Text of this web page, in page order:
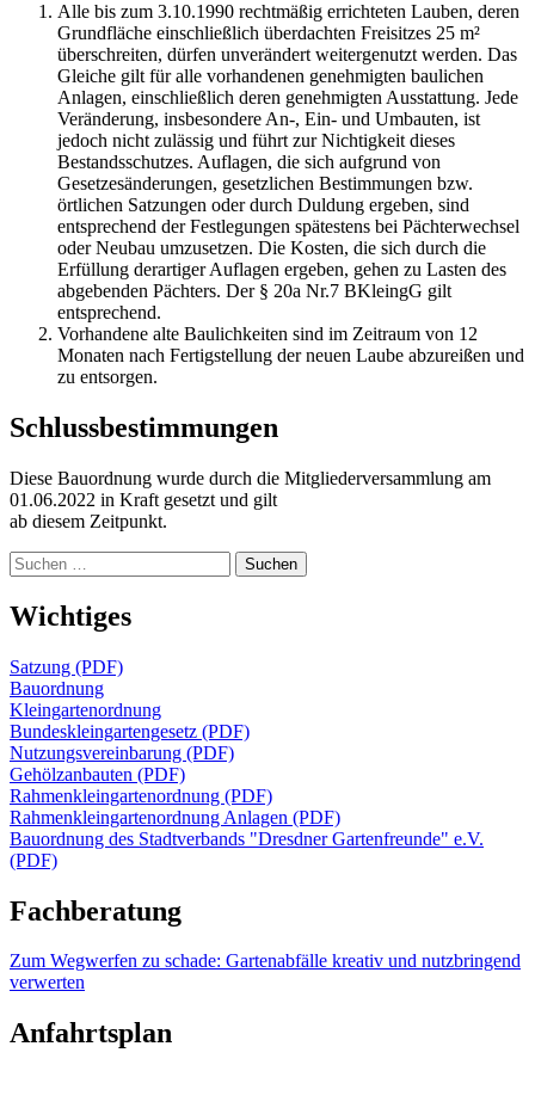
Alle bis zum 3.10.1990 rechtmäßig errichteten Lauben, deren
Grundfläche einschließlich überdachten Freisitzes 25 m²
überschreiten, dürfen unverändert weitergenutzt werden. Das
Gleiche gilt für alle vorhandenen genehmigten baulichen
Anlagen, einschließlich deren genehmigten Ausstattung. Jede
Veränderung, insbesondere An-, Ein- und Umbauten, ist
jedoch nicht zulässig und führt zur Nichtigkeit dieses
Bestandsschutzes. Auflagen, die sich aufgrund von
Gesetzesänderungen, gesetzlichen Bestimmungen bzw.
örtlichen Satzungen oder durch Duldung ergeben, sind
entsprechend der Festlegungen spätestens bei Pächterwechsel
oder Neubau umzusetzen. Die Kosten, die sich durch die
Erfüllung derartiger Auflagen ergeben, gehen zu Lasten des
abgebenden Pächters. Der § 20a Nr.7 BKleingG gilt
entsprechend.
Vorhandene alte Baulichkeiten sind im Zeitraum von 12
Monaten nach Fertigstellung der neuen Laube abzureißen und
zu entsorgen.
Schlussbestimmungen
Diese Bauordnung wurde durch die Mitgliederversammlung am
01.06.2022 in Kraft gesetzt und gilt
ab diesem Zeitpunkt.
Suchen
nach:
Wichtiges
Satzung (PDF)
Bauordnung
Kleingartenordnung
Bundeskleingartengesetz (PDF)
Nutzungsvereinbarung (PDF)
Gehölzanbauten (PDF)
Rahmenkleingartenordnung (PDF)
Rahmenkleingartenordnung Anlagen (PDF)
Bauordnung des Stadtverbands "Dresdner Gartenfreunde" e.V.
(PDF)
Fachberatung
Zum Wegwerfen zu schade: Gartenabfälle kreativ und nutzbringend
verwerten
Anfahrtsplan